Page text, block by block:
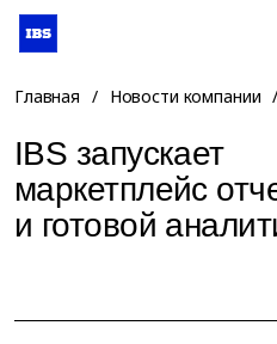
Главная / Новости компании /
IBS запускает
маркетплейс
и готовой